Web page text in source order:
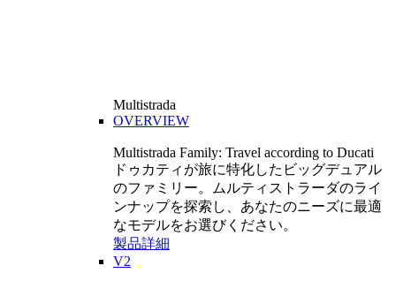
Multistrada
OVERVIEW
Multistrada Family: Travel according to Ducati
ドゥカティが旅に特化したビッグデュアル
のファミリー。ムルティストラーダのライ
ンナップを探索し、あなたのニーズに最適
なモデルをお選びください。
製品詳細
V2